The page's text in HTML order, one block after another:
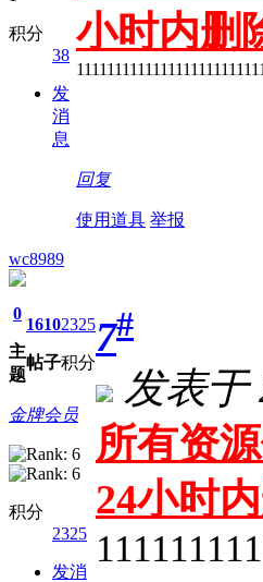
积分
38
发
消
息
小时内删
回复
使用道具 举报
wc8989
0
主
题
1610
帖子
2325
积分
金牌会员
积分
2325
发消
7#
发表于
所有资
24小时